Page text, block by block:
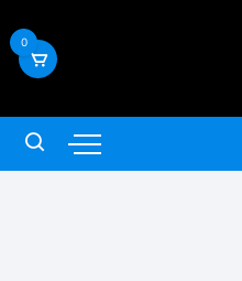
0